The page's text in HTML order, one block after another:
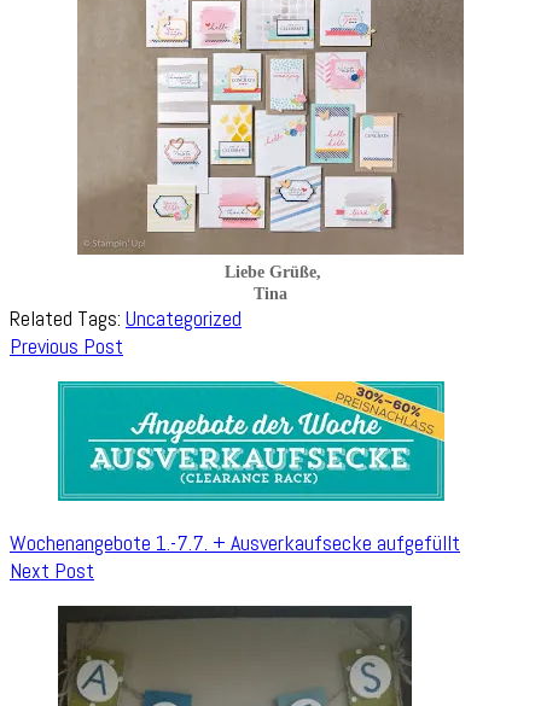
Liebe Grüße,
Tina
Related Tags: Uncategorized
Post
Previous Post
Wochenangebote 1.-7.7. + Ausverkaufsecke aufgefüllt
Next Post